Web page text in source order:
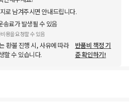
로 남겨주시면 안내드립니다.
료가 발생될 수 있음
용을 요청할 수 있음
환불 진행 시, 사유에 따라
할 수 있습니다.
반품비 책정 기
준 확인하기!